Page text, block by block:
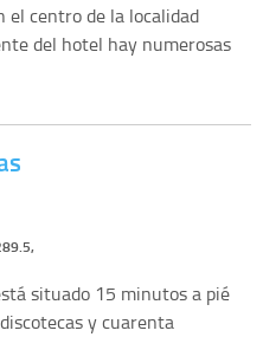
el centro de la localidad
del hotel hay numerosas
situado 15 minutos a pié
y cuarenta